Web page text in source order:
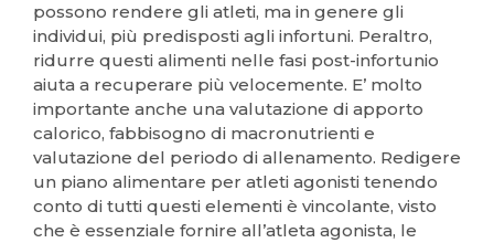
possono rendere gli atleti, ma in genere gli
individui, più predisposti agli infortuni. Peraltro,
ridurre questi alimenti nelle fasi post-infortunio
aiuta a recuperare più velocemente. E’ molto
importante anche una valutazione di apporto
calorico, fabbisogno di macronutrienti e
valutazione del periodo di allenamento. Redigere
un piano alimentare per atleti agonisti tenendo
conto di tutti questi elementi è vincolante, visto
che è essenziale fornire all’atleta agonista, le